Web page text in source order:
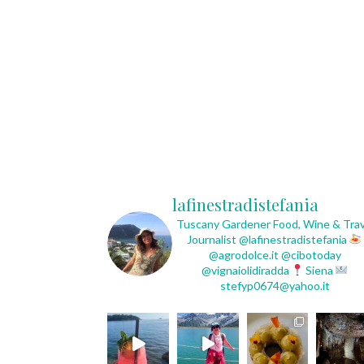
lafinestradistefania
Tuscany GardenerFood, Wine &
Journalist @lafinestradistefania
@agrodolce.it @cibotoday
@vignaiolidiradda
Siena
stefyp0674@yahoo.it